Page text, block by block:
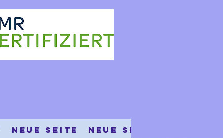
Neue Seite Neue Seite